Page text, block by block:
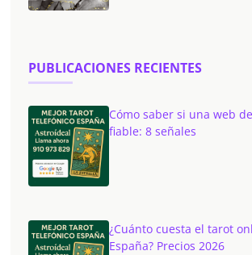
PUBLICACIONES RECIENTES
Cómo saber si una web
fiable: 8 señales
¿Cuánto cuesta el tarot
España? Precios 2026